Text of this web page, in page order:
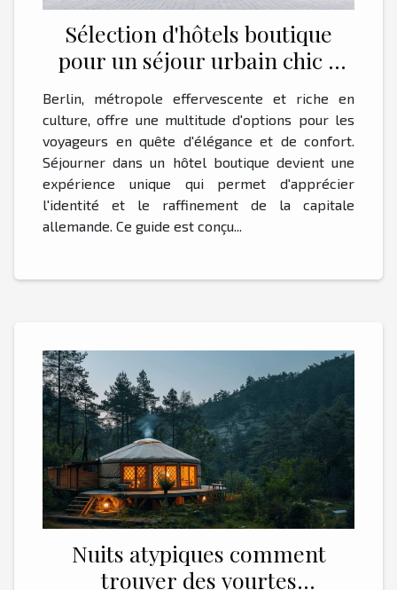
Sélection d'hôtels boutique
pour un séjour urbain chic à
Berlin
Berlin, métropole effervescente et riche en
culture, offre une multitude d'options pour les
voyageurs en quête d'élégance et de confort.
Séjourner dans un hôtel boutique devient une
expérience unique qui permet d'apprécier
l'identité et le raffinement de la capitale
allemande. Ce guide est conçu...
Nuits atypiques comment
trouver des yourtes